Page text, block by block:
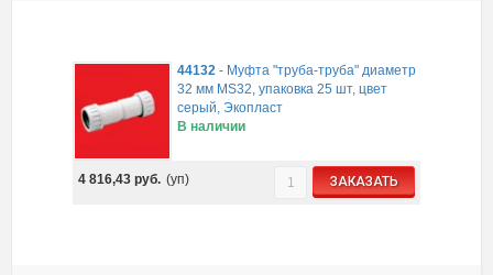
44132- Муфта "труба-труба" диаметр
32 мм MS32, упаковка 25 шт, цвет
серый, Экопласт
В наличии
4 816,43 руб. (уп) ЗАКАЗАТЬ